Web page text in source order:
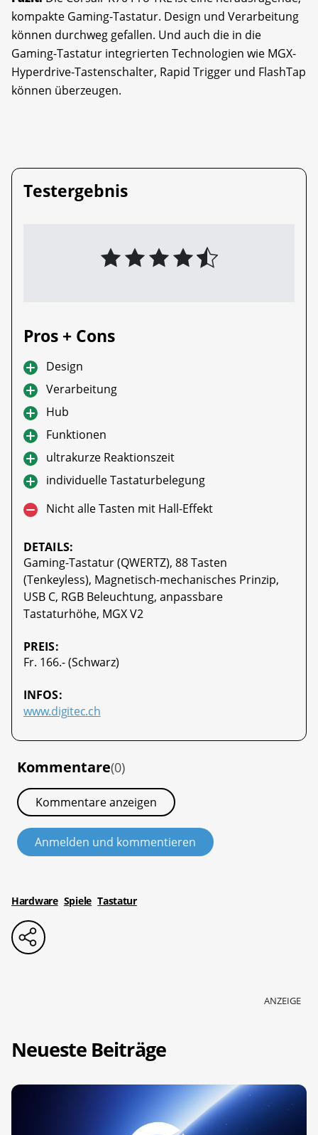
kompakte Gaming-Tastatur. Design und Verarbeitung
können durchweg gefallen. Und auch die in die
Gaming-Tastatur integrierten Technologien wie MGX-
Hyperdrive-Tastenschalter, Rapid Trigger und FlashTap
können überzeugen.
Testergebnis
Pros + Cons
Design
Verarbeitung
Hub
Funktionen
ultrakurze Reaktionszeit
individuelle Tastaturbelegung
Nicht alle Tasten mit Hall-Effekt
DETAILS:
Gaming-Tastatur (QWERTZ), 88 Tasten
(Tenkeyless), Magnetisch-mechanisches Prinzip,
USB C, RGB Beleuchtung, anpassbare
Tastaturhöhe, MGX V2
PREIS:
Fr. 166.- (Schwarz)
INFOS:
www.digitec.ch
Kommentare(0)
Kommentare anzeigen
Anmelden und kommentieren
Hardware Spiele Tastatur
ANZEIGE
Neueste Beiträge